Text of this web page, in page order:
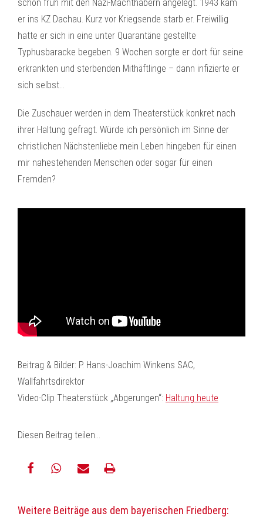
schon früh mit den Nazi-Machthabern angelegt. 1943 kam
er ins KZ Dachau. Kurz vor Kriegsende starb er. Freiwillig
hatte er sich in eine unter Quarantäne gestellte
Typhusbaracke begeben. 9 Wochen sorgte er dort für seine
erkrankten und sterbenden Mithäftlinge – dann infizierte er
sich selbst…
Die Zuschauer werden in dem Theaterstück konkret nach
ihrer Haltung gefragt. Würde ich persönlich im Sinne der
christlichen Nächstenliebe mein Leben hingeben für einen
mir nahestehenden Menschen oder sogar für einen
Fremden?
Beitrag & Bilder: P. Hans-Joachim Winkens SAC,
Wallfahrtsdirektor
Video-Clip Theaterstück „Abgerungen“: Haltung heute
Diesen Beitrag teilen…
Mail
Weitere Beiträge aus dem bayerischen Friedberg: